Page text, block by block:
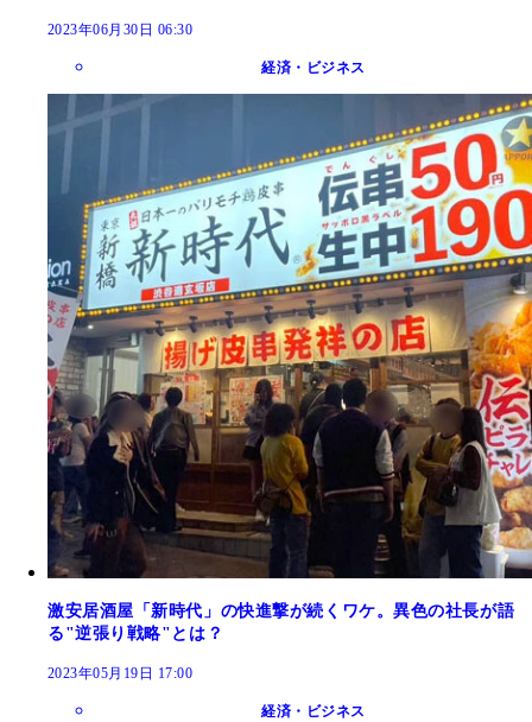
2023年06月30日 06:30
経済・ビジネス
激安居酒屋「新時代」の快進撃が続くワケ。異色の社長が語
る"逆張り戦略"とは？
2023年05月19日 17:00
経済・ビジネス